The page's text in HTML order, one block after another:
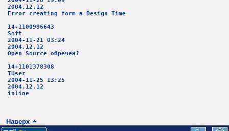
2004.12.12
Error creating form в Design Time
14-1100996643
Soft
2004-11-21 03:24
2004.12.12
Open Source обречен?
14-1101378308
TUser
2004-11-25 13:25
2004.12.12
inline
Наверх